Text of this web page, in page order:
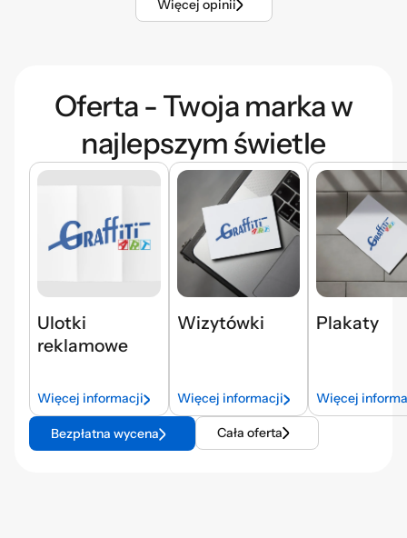
Więcej opinii
Oferta - Twoja marka w
najlepszym świetle
Ulotki
reklamowe
Więcej informacji
Wizytówki
Więcej informacji
Plakaty
Więcej
Bezpłatna wycena Cała oferta